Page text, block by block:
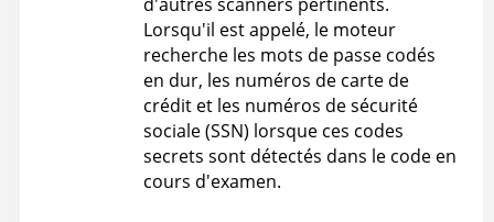
Lorsqu'il est appelé, le moteur
recherche les mots de passe codés
en dur, les numéros de carte de
crédit et les numéros de sécurité
sociale (SSN) lorsque ces codes
secrets sont détectés dans le code en
cours d'examen.